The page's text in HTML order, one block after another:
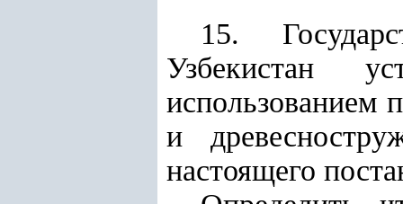
15.
Узбекистан
использованием
и
настоящего